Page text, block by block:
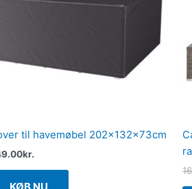
til havemøbel 202x132x73cm
kr.